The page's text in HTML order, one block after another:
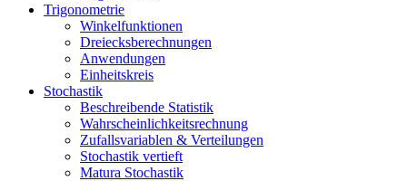
Trigonometrie
Winkelfunktionen
Dreiecksberechnungen
Anwendungen
Einheitskreis
Stochastik
Beschreibende Statistik
Wahrscheinlichkeitsrechnung
Zufallsvariablen & Verteilungen
Stochastik vertieft
Matura Stochastik